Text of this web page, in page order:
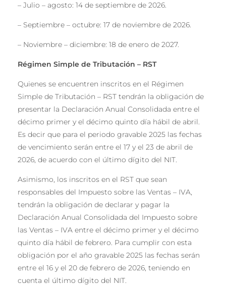
– Julio – agosto: 14 de septiembre de 2026.
– Septiembre – octubre: 17 de noviembre de 2026.
– Noviembre – diciembre: 18 de enero de 2027.
Régimen Simple de Tributación – RST
Quienes se encuentren inscritos en el Régimen
Simple de Tributación – RST tendrán la obligación de
presentar la Declaración Anual Consolidada entre el
décimo primer y el décimo quinto día hábil de abril.
Es decir que para el periodo gravable 2025 las fechas
de vencimiento serán entre el 17 y el 23 de abril de
2026, de acuerdo con el último dígito del NIT.
Asimismo, los inscritos en el RST que sean
responsables del Impuesto sobre las Ventas – IVA,
tendrán la obligación de declarar y pagar la
Declaración Anual Consolidada del Impuesto sobre
las Ventas – IVA entre el décimo primer y el décimo
quinto día hábil de febrero. Para cumplir con esta
obligación por el año gravable 2025 las fechas serán
entre el 16 y el 20 de febrero de 2026, teniendo en
cuenta el último dígito del NIT.